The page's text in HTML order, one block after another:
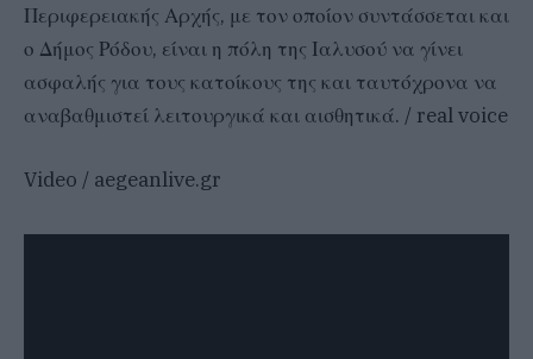
Περιφερειακής Αρχής, με τον οποίον συντάσσεται και
ο Δήμος Ρόδου, είναι η πόλη της Ιαλυσού να γίνει
ασφαλής για τους κατοίκους της και ταυτόχρονα να
αναβαθμιστεί λειτουργικά και αισθητικά. / real voice
Video / aegeanlive.gr